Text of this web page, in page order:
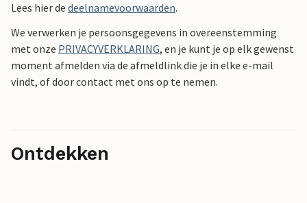
Lees hier de deelnamevoorwaarden.
We verwerken je persoonsgegevens in overeenstemming
met onze PRIVACYVERKLARING, en je kunt je op elk gewenst
moment afmelden via de afmeldlink die je in elke e-mail
vindt, of door contact met ons op te nemen.
Ontdekken